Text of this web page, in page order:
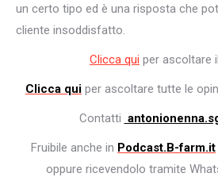
un certo tipo ed è una risposta che
cliente insoddisfatto.
Clicca qui per ascoltare
Clicca qui per ascoltare tutte le
Contatti
Fruibile anche in Podcast.B-farm.it
oppure ricevendolo tramite